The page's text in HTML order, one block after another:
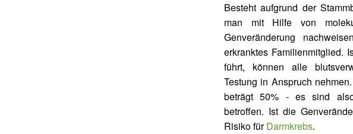
Besteht aufgrund der
man mit Hilfe von
Genveränderung
erkranktes Familienmitglied.
führt, können alle
Testung in Anspruch
beträgt 50% - es sind
betroffen. Ist die
Risiko fürDarmkrebs.